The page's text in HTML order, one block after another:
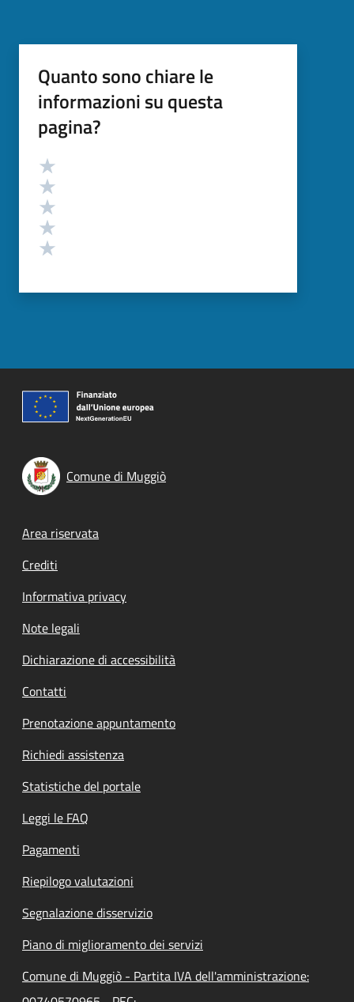
Quanto sono chiare le
informazioni su questa
pagina?
Valutazione
Comune di Muggiò
Footer menu
Area riservata
Crediti
Informativa privacy
Note legali
Dichiarazione di accessibilità
Contatti
Prenotazione appuntamento
Richiedi assistenza
Statistiche del portale
Leggi le FAQ
Pagamenti
Riepilogo valutazioni
Segnalazione disservizio
Piano di miglioramento dei servizi
Comune di Muggiò - Partita IVA dell'amministrazione: